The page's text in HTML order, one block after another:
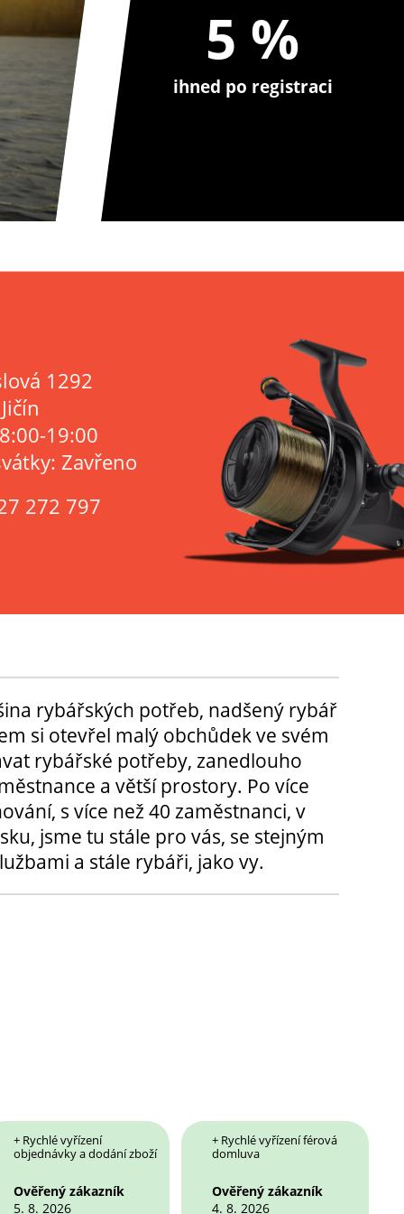
5 %
ihned po registraci
1292
19:00
Zavřeno
272 797
rybářských potřeb, nadšený rybář
si otevřel malý obchůdek ve svém
rybářské potřeby, zanedlouho
a větší prostory. Po více
s více než 40 zaměstnanci, v
jsme tu stále pro vás, se stejným
a stále rybáři, jako vy.
+ Rychlé vyřízení
objednávky a dodání zboží
Ověřený zákazník
5. 8. 2026
+ Rychlé vyřízení férová
domluva
Ověřený zákazník
4. 8. 2026